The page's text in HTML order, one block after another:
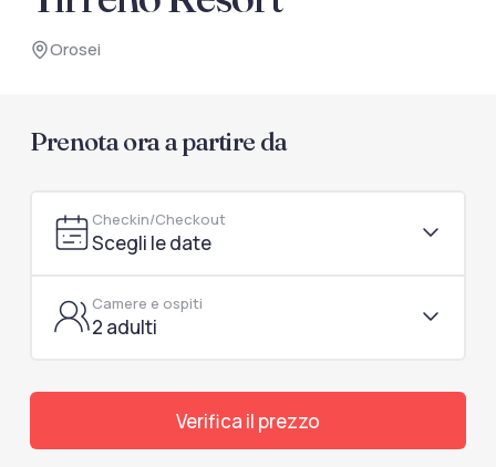
documenti di viaggio.
Orosei
Prenota ora a partire da
Checkin/Checkout
Scegli le date
Camere e ospiti
2 adulti
Verifica il prezzo